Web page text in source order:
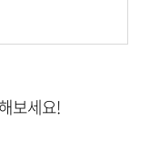
보세요!